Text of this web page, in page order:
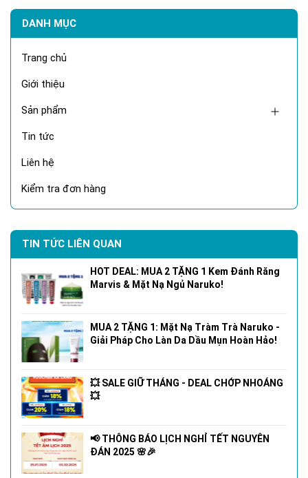
DANH MỤC
Trang chủ
Giới thiệu
Sản phẩm
Tin tức
Liên hệ
Kiểm tra đơn hàng
TIN TỨC LIÊN QUAN
HOT DEAL: MUA 2 TẶNG 1 Kem Đánh Răng
Marvis & Mặt Nạ Ngủ Naruko!
MUA 2 TẶNG 1: Mặt Nạ Tràm Trà Naruko -
Giải Pháp Cho Làn Da Dầu Mụn Hoàn Hảo!
💥 SALE GIỮ THÁNG - DEAL CHỚP NHOÁNG
💥
📢 THÔNG BÁO LỊCH NGHỈ TẾT NGUYÊN
ĐÁN 2025 🌸🎉